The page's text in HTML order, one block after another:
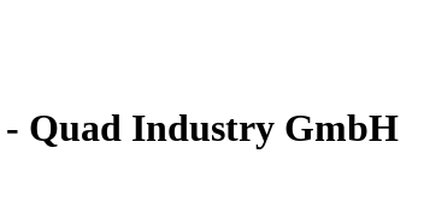
Quad Industry GmbH